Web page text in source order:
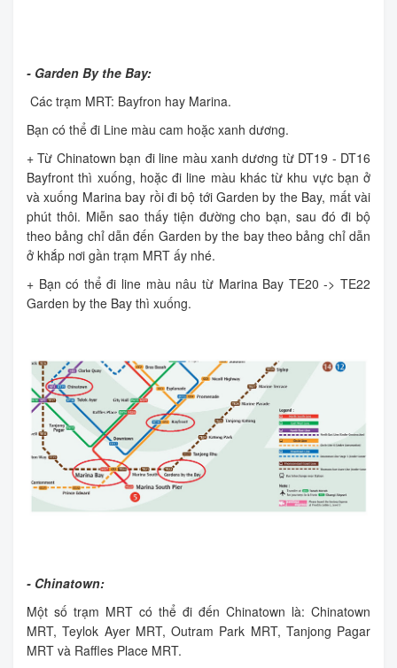
- Garden By the Bay:
Các trạm MRT: Bayfron hay Marina.
Bạn có thể đi Line màu cam hoặc xanh dương.
+ Từ Chinatown bạn đi line màu xanh dương từ DT19 - DT16
Bayfront thì xuống, hoặc đi line màu khác từ khu vực bạn ở
và xuống Marina bay rồi đi bộ tới Garden by the Bay, mất vài
phút thôi. Miễn sao thấy tiện đường cho bạn, sau đó đi bộ
theo bảng chỉ dẫn đến Garden by the bay theo bảng chỉ dẫn
ở khắp nơi gần trạm MRT ấy nhé.
+ Bạn có thể đi line màu nâu từ Marina Bay TE20 -> TE22
Garden by the Bay thì xuống.
- Chinatown:
Một số trạm MRT có thể đi đến Chinatown là: Chinatown
MRT, Teylok Ayer MRT, Outram Park MRT, Tanjong Pagar
MRT và Raffles Place MRT.